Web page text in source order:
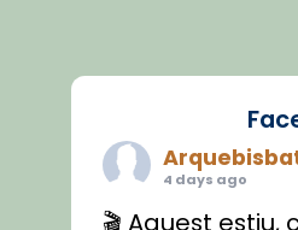
4 days ago
🎬 Aquest